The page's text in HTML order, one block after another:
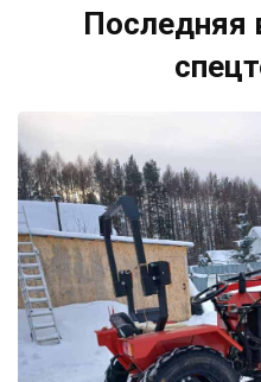
Последняя